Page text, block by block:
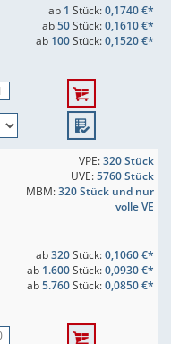
ab 1 Stück:0,1740 €*
ab50Stück:0,1610 €*
ab 100Stück:0,1520 €*
VPE:320 Stück
UVE:5760 Stück
MBM:320 Stück und nur
volle VE
ab320Stück:0,1060 €*
ab 1.600Stück:0,0930 €*
ab5.760Stück:0,0850 €*